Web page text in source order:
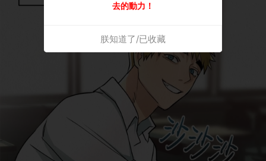
去的動力！
朕知道了/已收藏